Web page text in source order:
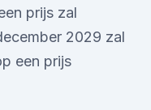
prijs zal
2029 zal
een prijs